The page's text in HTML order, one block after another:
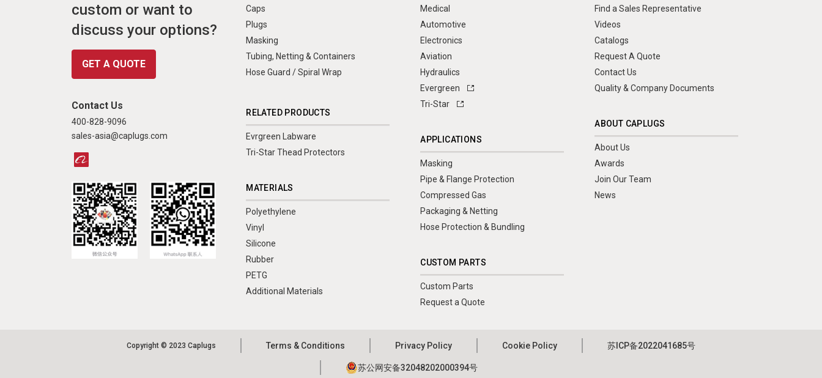
custom or want to
discuss your options?
GET A QUOTE
Contact Us
400-828-9096
sales-asia@caplugs.com
Caps
Plugs
Masking
Tubing, Netting & Containers
Hose Guard / Spiral Wrap
RELATED PRODUCTS
Evrgreen Labware
Tri-Star Thead Protectors
MATERIALS
Polyethylene
Vinyl
Silicone
Rubber
PETG
Additional Materials
Medical
Automotive
Electronics
Aviation
Hydraulics
Evergreen
Tri-Star
APPLICATIONS
Masking
Pipe & Flange Protection
Compressed Gas
Packaging & Netting
Hose Protection & Bundling
CUSTOM PARTS
Custom Parts
Request a Quote
Find a Sales Representative
Videos
Catalogs
Request A Quote
Contact Us
Quality & Company Documents
ABOUT CAPLUGS
About Us
Awards
Join Our Team
News
Terms & Conditions Privacy Policy Cookie Policy 苏ICP备2022041685号
苏公网安备32048202000394号
Copyright © 2023 Caplugs